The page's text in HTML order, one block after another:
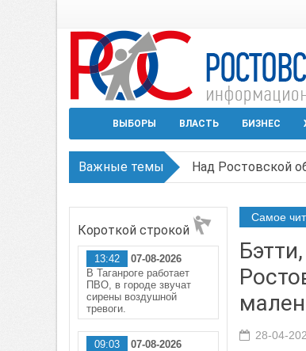
ВЫБОРЫ ВЛАСТЬ БИЗНЕС
Важные темы Застройщики:
В Чеховской
В Ростове
Самое
28-04-
Короткой строкой
13:42
07-08-2026
В Таганроге работает
ПВО, в городе звучат
сирены воздушной
тревоги.
09:03
07-08-2026